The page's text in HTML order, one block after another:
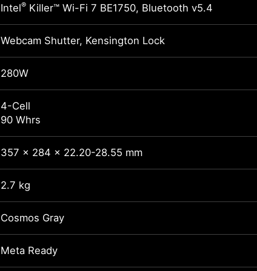
Intel® Killer™ Wi-Fi 7 BE1750, Bluetooth v5.4
Webcam Shutter, Kensington Lock
280W
4-Cell
90 Whrs
357 x 284 x 22.20-28.55 mm
2.7 kg
Cosmos Gray
Meta Ready